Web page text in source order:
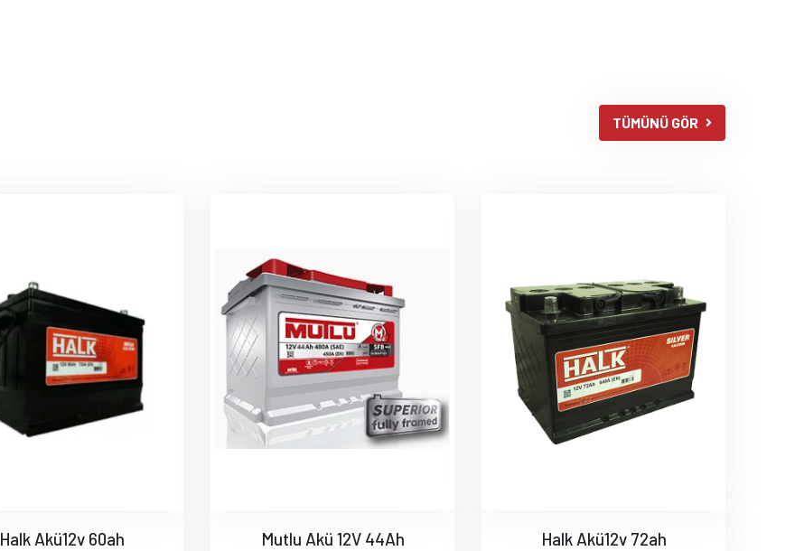
TÜMÜNÜ GÖR
Halk Akü12v 60ah Mutlu Akü 12V 44Ah Halk Akü12v 72ah